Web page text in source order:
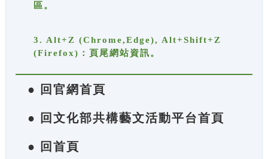
區。
3. Alt+Z (Chrome,Edge), Alt+Shift+Z
(Firefox)：頁尾網站資訊。
● 回官網首頁
● 回文化部共構藝文活動平台首頁
● 回首頁